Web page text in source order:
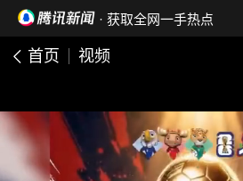
· 获取全网一手热点
首页 视频